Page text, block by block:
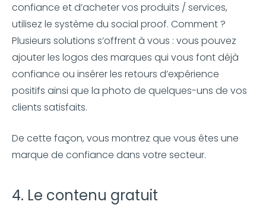
confiance et d’acheter vos produits / services,
utilisez le système du social proof. Comment ?
Plusieurs solutions s’offrent à vous : vous pouvez
ajouter les logos des marques qui vous font déjà
confiance ou insérer les retours d’expérience
positifs ainsi que la photo de quelques-uns de vos
clients satisfaits.
De cette façon, vous montrez que vous êtes une
marque de confiance dans votre secteur.
4. Le contenu gratuit